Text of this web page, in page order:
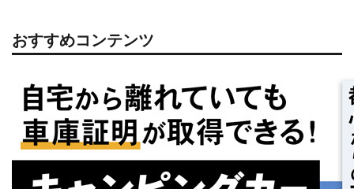
おすすめコンテンツ